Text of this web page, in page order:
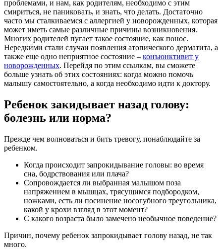
проблемами, и нам, как родителям, необходимо с этим
смириться, не паниковать, и знать, что делать. Достаточно
часто мы сталкиваемся с аллергией у новорожденных, которая
может иметь самые различные причины возникновения.
Многих родителей пугает такое состояние, как понос.
Нередкими стали случаи появления атопического дерматита, а
также еще одно неприятное состояние – конъюнктивит у
новорожденных. Перейдя по этим ссылкам, вы сможете
больше узнать об этих состояниях: когда можно помочь
малышу самостоятельно, а когда необходимо идти к доктору.
Ребенок закидывает назад голову:
болезнь или норма?
Прежде чем волноваться и бить тревогу, понаблюдайте за
ребенком.
Когда происходит запрокидывание головы: во время
сна, бодрствования или плача?
Сопровождается ли выбранная малышом поза
напряжением в мышцах, трясущимся подбородком,
ножками, есть ли посинение носогубного треугольника,
какой у крохи взгляд в этот момент?
С какого возраста было замечено необычное поведение?
Причин, почему ребенок запрокидывает голову назад, не так
много.